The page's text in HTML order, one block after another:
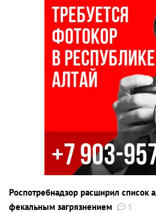
Роспотребнадзор расширил список
фекальным загрязнением
5